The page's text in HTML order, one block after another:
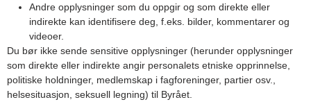
Andre opplysninger som du oppgir og som direkte eller
indirekte kan identifisere deg, f.eks. bilder, kommentarer og
videoer.
Du bør ikke sende sensitive opplysninger (herunder opplysninger
som direkte eller indirekte angir personalets etniske opprinnelse,
politiske holdninger, medlemskap i fagforeninger, partier osv.,
helsesituasjon, seksuell legning) til Byrået.